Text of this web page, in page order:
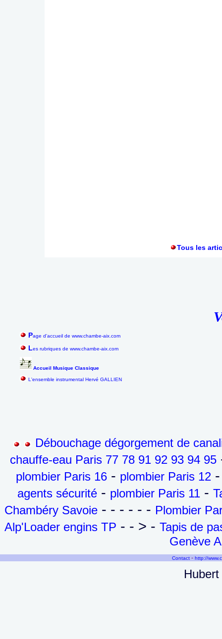
Tous les
Page d'accueil de www.chambe-aix.com
Les rubriques de www.chambe-aix.com
Accueil Musique Classique
L'ensemble instrumental Hervé GALLIEN
Débouchage dégorgement de
chauffe-eau Paris 77 78 91 92 93 94 95
plombier Paris 16 - plombier Paris 12
agents sécurité - plombier Paris 11 -
Chambéry Savoie - - - - - - Plombier
Alp'Loader engins TP - - > - Tapis de
Genève
Contact - http://